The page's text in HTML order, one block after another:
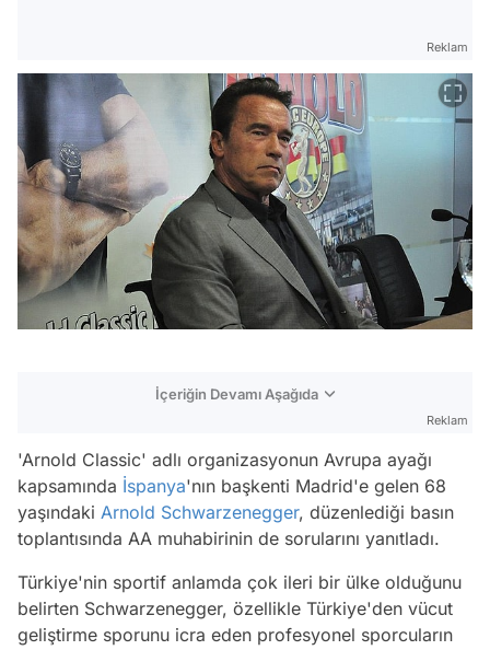
Reklam
İçeriğin Devamı Aşağıda
Reklam
'Arnold Classic' adlı organizasyonun Avrupa ayağı
kapsamında İspanya'nın başkenti Madrid'e gelen 68
yaşındaki Arnold Schwarzenegger, düzenlediği basın
toplantısında AA muhabirinin de sorularını yanıtladı.
Türkiye'nin sportif anlamda çok ileri bir ülke olduğunu
belirten Schwarzenegger, özellikle Türkiye'den vücut
geliştirme sporunu icra eden profesyonel sporcuların